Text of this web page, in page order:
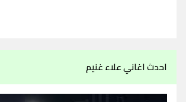
احدث اغاني علاء غنيم